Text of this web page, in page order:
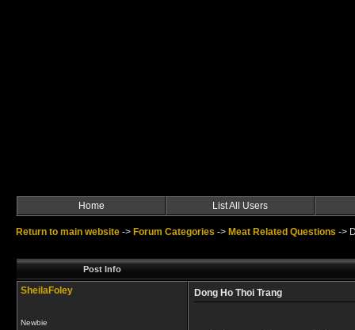
Home List All Users
Return to main website -> Forum Categories -> Meat Related Questions ->
Post Info
SheilaFoley
Newbie
Dong Ho Thoi Trang